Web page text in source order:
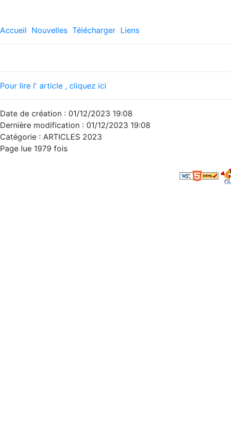
Accueil Nouvelles Télécharger Liens
Pour lire l' article , cliquez ici
Date de création : 01/12/2023 19:08
Dernière modification : 01/12/2023 19:08
Catégorie : ARTICLES 2023
Page lue 1979 fois